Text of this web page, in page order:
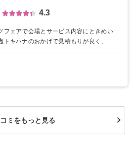
4.3
フェアで会場とサービス内容にときめい
トキハナのおかげで見積もりが良く、持
ミをもっと見る